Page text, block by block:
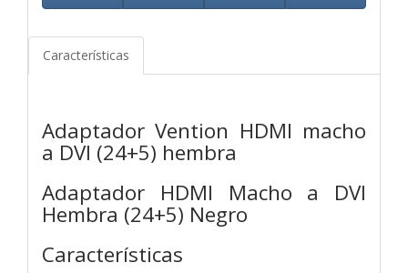
Características
Adaptador Vention HDMI macho
a DVI (24+5) hembra
Adaptador HDMI Macho a DVI
Hembra (24+5) Negro
Características